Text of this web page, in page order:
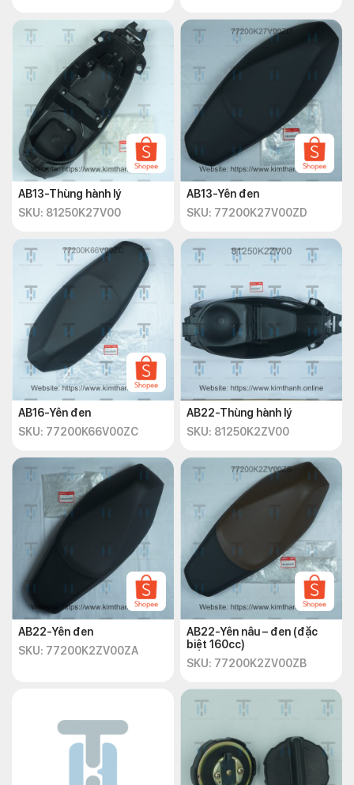
AB13-Thùng hành lý
SKU: 81250K27V00
AB13-Yên đen
SKU: 77200K27V00ZD
AB16-Yên đen
SKU: 77200K66V00ZC
AB22-Thùng hành lý
SKU: 81250K2ZV00
AB22-Yên đen
SKU: 77200K2ZV00ZA
AB22-Yên nâu – đen (đặc
biệt 160cc)
SKU: 77200K2ZV00ZB